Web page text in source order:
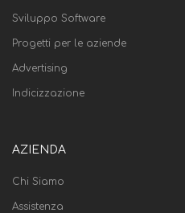
Sviluppo Software
Progetti per le aziende
Advertising
Indicizzazione
AZIENDA
Chi Siamo
Assistenza